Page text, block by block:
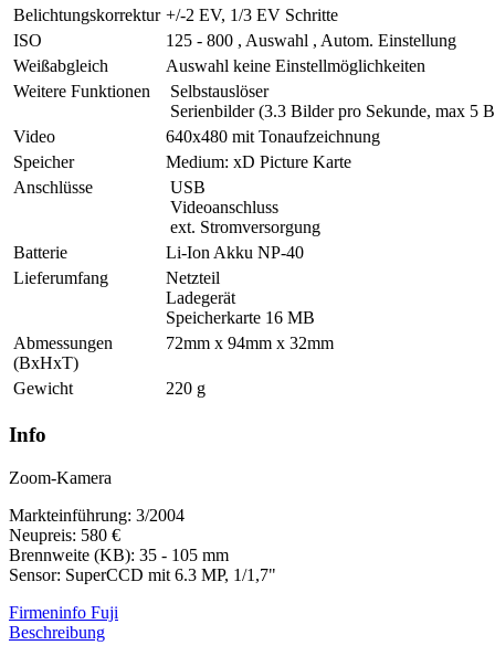
Belichtungskorrektur +/-2 EV, 1/3 EV Schritte
ISO
125 - 800 , Auswahl , Autom. Einstellung
Weißabgleich
Auswahl keine Einstellmöglichkeiten
Weitere Funktionen
Selbstauslöser
Serienbilder (3.3 Bilder pro Sekunde, max 5
Video
640x480 mit Tonaufzeichnung
Speicher
Medium: xD Picture Karte
Anschlüsse
USB
Videoanschluss
ext. Stromversorgung
Batterie
Li-Ion Akku NP-40
Lieferumfang
Netzteil
Ladegerät
Speicherkarte 16 MB
Abmessungen
(BxHxT)
72mm x 94mm x 32mm
Gewicht 220 g
Info
Zoom-Kamera
Markteinführung: 3/2004
Neupreis: 580 €
Brennweite (KB): 35 - 105 mm
Sensor: SuperCCD mit 6.3 MP, 1/1,7"
Firmeninfo Fuji
Beschreibung